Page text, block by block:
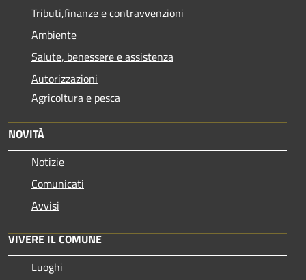
Tributi,finanze e contravvenzioni
Ambiente
Salute, benessere e assistenza
Autorizzazioni
Agricoltura e pesca
NOVITÀ
Notizie
Comunicati
Avvisi
VIVERE IL COMUNE
Luoghi